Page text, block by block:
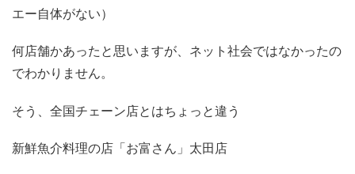
エー自体がない）
何店舗かあったと思いますが、ネット社会ではなかったの
でわかりません。
そう、全国チェーン店とはちょっと違う
新鮮魚介料理の店「お富さん」太田店